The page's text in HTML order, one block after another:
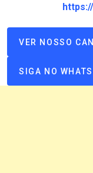
VER NOSSO
SIGA NO